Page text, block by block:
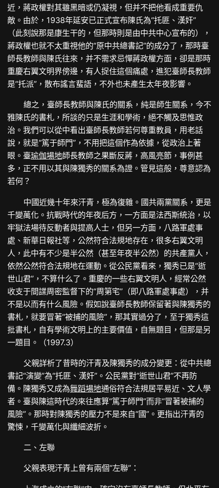
近，蔣政權對其雖黑暗或仍凝視，但并不把他看成重要仇
敵。由於，1938年延安已正式宣布陳氏為“托匪、漢奸”
（此刻說那是康生干的，但那時則是由中共中心宣布的），
蔣政權也就不太重視他的“原中共總書記”的成分了，那時臺
師長教師與陳氏往來，并不需求忌憚蔣政權方面，卻是那時
重慶右翼文明界傍邊，有人捉住這個痛處，進犯臺師長教師
是“托派”，散布謠言蜚語，不外也未產生太年夜影響。
總之，臺師長教師與陳氏的關系，純是師生關系，今不
雅陳氏的書札，所談的只是生涯和學術，絕不觸及思惟政
治。我們可以從中看出臺師長教師若何尊重教員，用老話
說，就是“篤于師門”，不用把這個作為依據，從政治上著
眼。臺瑜伽場地師長教師之果斷反蔣，高風亮節，事例甚
多，正不用以其與陳獨秀的關系為證。管見這般，尊意認為
若何？
中國近幾十年來汗青，極為復雜。國共兩黨關系，更是
千變萬化。抗戰時代的年夜后方，一方面是法西斯統治，以
牢獄法場待反動者與提高人士，但另一方面，八路軍處事
處、新華日報社等，公然符合法規地存在，很多右翼文明
人，此中有不少是半公然（甚至年夜半公然）的共產黨人，
依然公然符合法規地在運動。從公民黨看來，獨秀已是“逝
世山君”，不算什么了。重慶的一些右翼文明人，經常公然
收支于間諜周密監督下的“周第宅”（即八路軍處事處），并
不是以而有什么風險。假如說臺師長教師保留著與陳獨秀的
書札，就要冒著“被捕的風險”，那其實過分了，至于獨秀這
批書札，自有學術文明上的主要價值，自無題目，但那是另
一題目。（1997.3）
父親詳析了昔時的汗青及陳獨秀的成分變更：從中共總
書記“演變”為“托匪、漢奸”。公民黨對“逝世山君”不再防
備。陳獨秀又成為舞蹈場地通俗符合法規居平易近、文人學
者。臺與陳這時代的來往應算“篤于師門”而非“冒著被捕的
風險”。那時對陳獨秀的壓力不是來自“國”。更指出汗青的
驚悚，千變萬化與纖細波折。
二、左聯
父親表現汗青上曾有兩個“左聯”：